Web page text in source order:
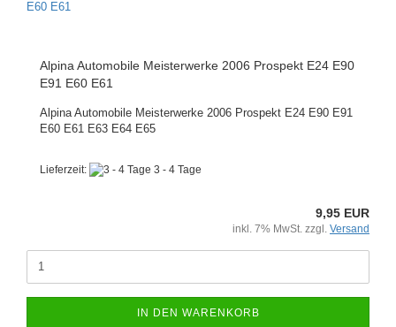
Alpina Automobile Meisterwerke 2006 Prospekt E24 E90
E91 E60 E61
Alpina Automobile Meisterwerke 2006 Prospekt E24 E90 E91
E60 E61 E63 E64 E65
Lieferzeit: 3 - 4 Tage
9,95 EUR
inkl. 7% MwSt. zzgl. Versand
IN DEN WARENKORB